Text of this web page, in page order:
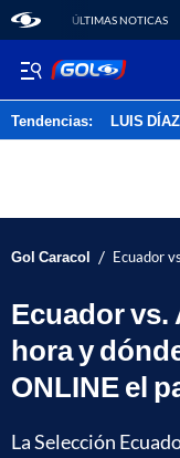
ÚLTIMAS NOTICAS
Tendencias: LUIS DÍAZ
Gol Caracol / Ecuador
Ecuador vs.
hora y
ONLINE el
La Selección